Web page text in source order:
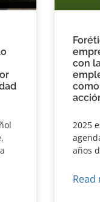
con
2025
años